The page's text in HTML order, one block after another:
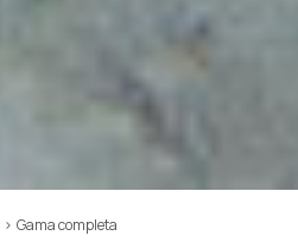
> Gama completa